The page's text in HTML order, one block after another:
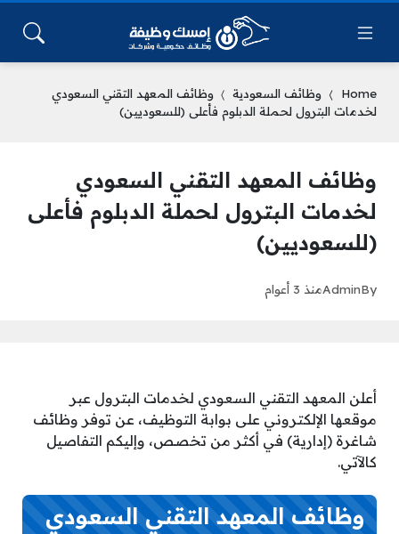
Home وظائف السعودية
وظائف المعهد التقني السعودي
لخدمات البترول لحملة الدبلوم فأعلى (للسعوديين)
وظائف المعهد التقني السعودي
لخدمات البترول لحملة الدبلوم فأعلى
(للسعوديين)
By
Adminمنذ 3 أعوام
أعلن المعهد التقني السعودي لخدمات البترول عبر
موقعها الإلكتروني على بوابة التوظيف، عن توفر وظائف
شاغرة (إدارية) في أكثر من تخصص، وإليكم التفاصيل
كالآتي.
وظائف المعهد التقني السعودي